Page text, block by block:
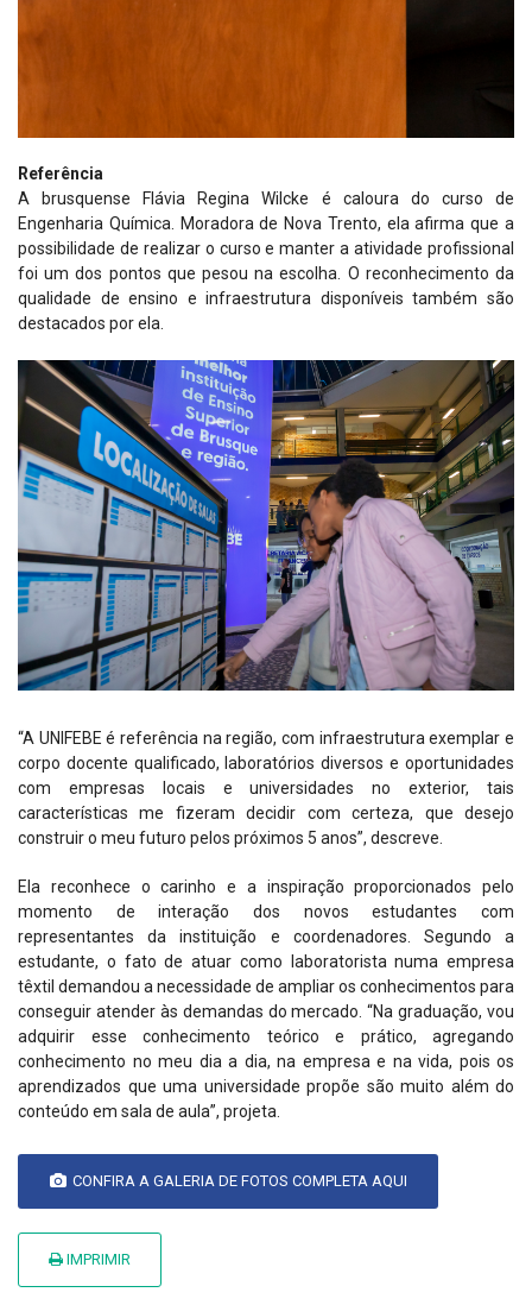
Referência
A brusquense Flávia Regina Wilcke é caloura do curso de
Engenharia Química. Moradora de Nova Trento, ela afirma que a
possibilidade de realizar o curso e manter a atividade profissional
foi um dos pontos que pesou na escolha. O reconhecimento da
qualidade de ensino e infraestrutura disponíveis também são
destacados por ela.
“A UNIFEBE é referência na região, com infraestrutura exemplar e
corpo docente qualificado, laboratórios diversos e oportunidades
com empresas locais e universidades no exterior, tais
características me fizeram decidir com certeza, que desejo
construir o meu futuro pelos próximos 5 anos”, descreve.
Ela reconhece o carinho e a inspiração proporcionados pelo
momento de interação dos novos estudantes com
representantes da instituição e coordenadores. Segundo a
estudante, o fato de atuar como laboratorista numa empresa
têxtil demandou a necessidade de ampliar os conhecimentos para
conseguir atender às demandas do mercado. “Na graduação, vou
adquirir esse conhecimento teórico e prático, agregando
conhecimento no meu dia a dia, na empresa e na vida, pois os
aprendizados que uma universidade propõe são muito além do
conteúdo em sala de aula”, projeta.
CONFIRA A GALERIA DE FOTOS COMPLETA AQUI
IMPRIMIR